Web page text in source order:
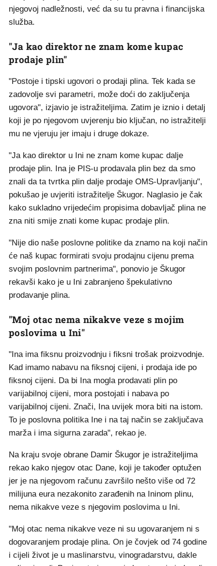
njegovoj nadležnosti, već da su tu pravna i financijska
služba.
"Ja kao direktor ne znam kome kupac
prodaje plin"
"Postoje i tipski ugovori o prodaji plina. Tek kada se
zadovolje svi parametri, može doći do zaključenja
ugovora", izjavio je istražiteljima. Zatim je iznio i detalj
koji je po njegovom uvjerenju bio ključan, no istražitelji
mu ne vjeruju jer imaju i druge dokaze.
"Ja kao direktor u Ini ne znam kome kupac dalje
prodaje plin. Ina je PIS-u prodavala plin bez da smo
znali da ta tvrtka plin dalje prodaje OMS-Upravljanju",
pokušao je uvjeriti istražitelje Škugor. Naglasio je čak
kako sukladno vrijedećim propisima dobavljač plina ne
zna niti smije znati kome kupac prodaje plin.
"Nije dio naše poslovne politike da znamo na koji način
će naš kupac formirati svoju prodajnu cijenu prema
svojim poslovnim partnerima", ponovio je Škugor
rekavši kako je u Ini zabranjeno špekulativno
prodavanje plina.
"Moj otac nema nikakve veze s mojim
poslovima u Ini"
"Ina ima fiksnu proizvodnju i fiksni trošak proizvodnje.
Kad imamo nabavu na fiksnoj cijeni, i prodaja ide po
fiksnoj cijeni. Da bi Ina mogla prodavati plin po
varijabilnoj cijeni, mora postojati i nabava po
varijabilnoj cijeni. Znači, Ina uvijek mora biti na istom.
To je poslovna politika Ine i na taj način se zaključava
marža i ima sigurna zarada", rekao je.
Na kraju svoje obrane Damir Škugor je istražiteljima
rekao kako njegov otac Dane, koji je također optužen
jer je na njegovom računu završilo nešto više od 72
milijuna eura nezakonito zarađenih na Ininom plinu,
nema nikakve veze s njegovim poslovima u Ini.
"Moj otac nema nikakve veze ni su ugovaranjem ni s
dogovaranjem prodaje plina. On je čovjek od 74 godine
i cijeli život je u maslinarstvu, vinogradarstvu, dakle